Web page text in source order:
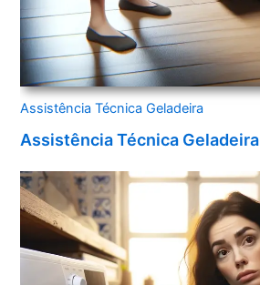
Assistência Técnica Geladeira
Assistência Técnica Geladeira